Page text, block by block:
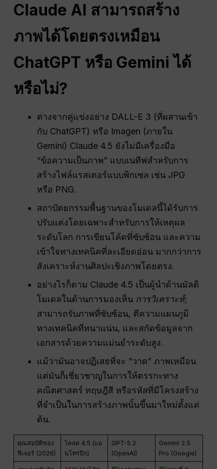
Claude AI สามารถสร้าง
ภาพได้โดยตรงเหมือน
ChatGPT หรือ Gemini ได้
หรือไม่?
ต่างจากคู่แข่งอย่าง DALL-E 3 (ที่ผสานเข้า
กับ ChatGPT) หรือ Imagen (ภายใน
Gemini) Claude 4.5 ยังไม่มีเครื่องมือ
“ข้อความเป็นภาพ” แบบเนทีฟสำหรับการ
สร้างไฟล์แรสเตอร์แบบพิกเซล เช่น JPG
หรือ PNG.
สถาปัตยกรรมพื้นฐานของโมเดลนี้ได้รับการ
ปรับแต่งโดยเฉพาะสำหรับการให้เหตุผล
ระดับโลก การเขียนโค้ดที่ซับซ้อน และความ
เข้าใจทางเทคนิคที่ละเอียดอ่อน มากกว่าการ
สังเคราะห์งานศิลปะเชิงภาพโดยตรง.
อย่างไรก็ตาม Claude 4.5 เป็นผู้นำด้านมัลติ
โมเดลในด้านการมองเห็น การวิเคราะห์;
สามารถรับภาพที่ซับซ้อน, ตีความแผนภูมิ
ทางเทคนิคที่หนาแน่น, และสกัดข้อมูลจาก
เอกสารด้วยความแม่นยำระดับสูง.
แม้ว่ามันอาจปฏิเสธที่จะ “วาด” ภาพเหมือน
แต่มันก็เชี่ยวชาญในการให้ตรรกะทาง
คณิตศาสตร์ ทฤษฎีสี หรือรหัสที่มีโครงสร้าง
ที่จำเป็นในการสร้างภาพนั้นขึ้นมาใหม่ตั้งแต่
ต้น.
คุณสมบัติของ
ฟีเจอร์ (2026)
โคลด 4.5 (แอ
นโทรปิก)
GPT-5.2
(OpenAI)
Gemini 2.5
Pro (Google)